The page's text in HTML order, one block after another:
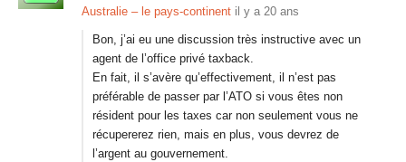
Australie – le pays-continent il y a 20 ans
Bon, j’ai eu une discussion très instructive avec un
agent de l’office privé taxback.
En fait, il s’avère qu’effectivement, il n’est pas
préférable de passer par l’ATO si vous êtes non
résident pour les taxes car non seulement vous ne
récupererez rien, mais en plus, vous devrez de
l’argent au gouvernement.